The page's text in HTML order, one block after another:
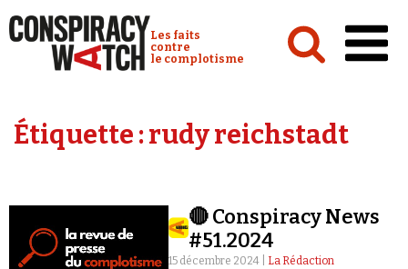
Conspiracy Watch :
Les faits
contre
le complotisme
Analyses
Vidéos
Émissions
Étiquette :rudy reichstadt
🔴 Conspiracy News
#51.2024
15 décembre 2024 | La Rédaction